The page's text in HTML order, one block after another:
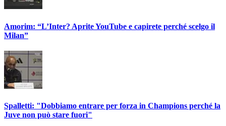
Amorim: “L’Inter? Aprite YouTube e capirete perché scelgo il
Milan”
Spalletti: "Dobbiamo entrare per forza in Champions perché la
Juve non può stare fuori"